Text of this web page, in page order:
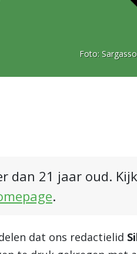
Foto:
dan 21 jaar oud.
.
dat ons redactielid